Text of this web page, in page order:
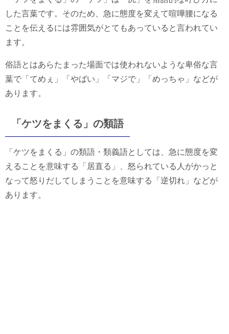
した言葉です。そのため、急に態度を変えて喧嘩腰になる
ことを伝えるには雰囲気がとてもあっていると言われてい
ます。
俗語とはあらたまった場面では使われないような卑俗な言
葉で「てめぇ」「やばい」「マジで」「めっちゃ」などが
あります。
「ケツをまくる」の類語
「ケツをまくる」の類語・類義語としては、急に態度を変
えることを意味する「居直る」、怒られている人がかっと
なって怒りだしてしまうことを意味する「逆切れ」などが
あります。